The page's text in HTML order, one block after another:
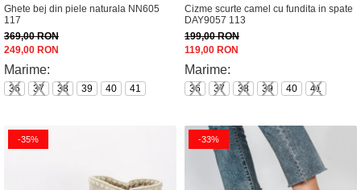
Ghete bej din piele naturala NN605
117
369,00 RON
249,00 RON
Marime:
36 37 38 39 40 41
Cizme scurte camel cu fundita in spate
DAY9057 113
199,00 RON
119,00 RON
Marime:
36 37 38 39 40 41
-35% -33%